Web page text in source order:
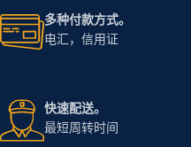
多种付款方式。
电汇，信用证
快速配送。
最短周转时间